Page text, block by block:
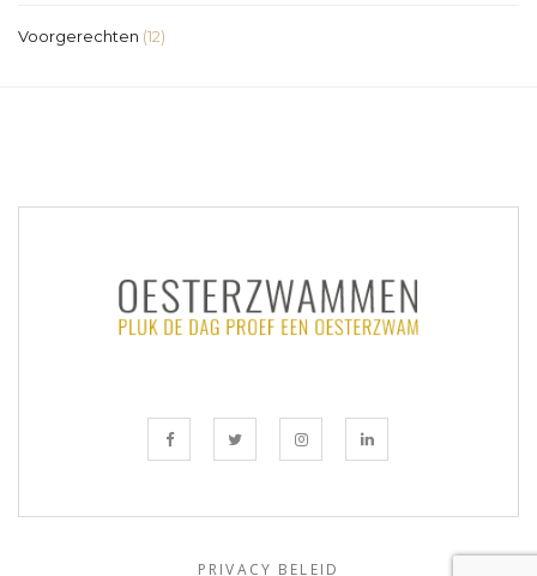
Voorgerechten (12)
PRIVACY BELEID